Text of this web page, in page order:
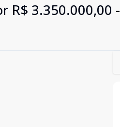
R$ 3.350.000,00 -